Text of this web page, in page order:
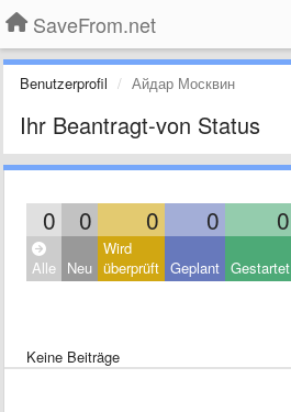
SaveFrom.net
Benutzerprofil Айдар Москвин
Ihr Beantragt-von Status
0 0 0 0 0
Alle Neu
Wird
überprüft Geplant Gestartet
Keine Beiträge